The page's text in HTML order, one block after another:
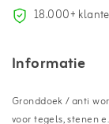
18.000+
Informatie
Gronddoek / anti
voor tegels, stenen